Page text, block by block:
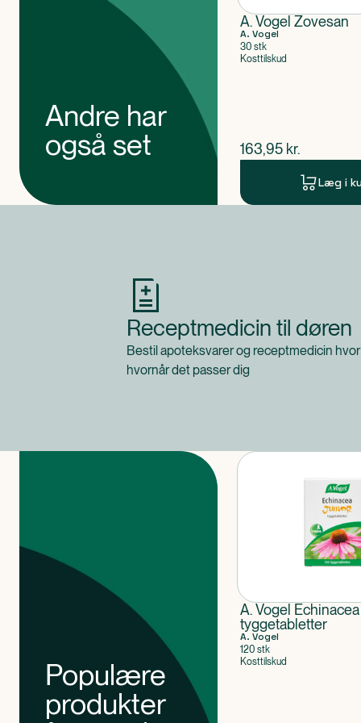
Andre har
også set
A. Vogel Zovesan
A. Vogel
30 stk
Kosttilskud
$nuværende pris
163,95 kr.
Læg i
Receptmedicin til døren
Bestil apoteksvarer og receptmedicin
hvornår det passer dig
Populære
produkter
A. Vogel
tyggetabletter
A. Vogel
120 stk
Kosttilskud